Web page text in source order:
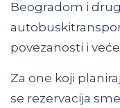
Beogradom i
povezanosti i
Za one koji
se rezervacija